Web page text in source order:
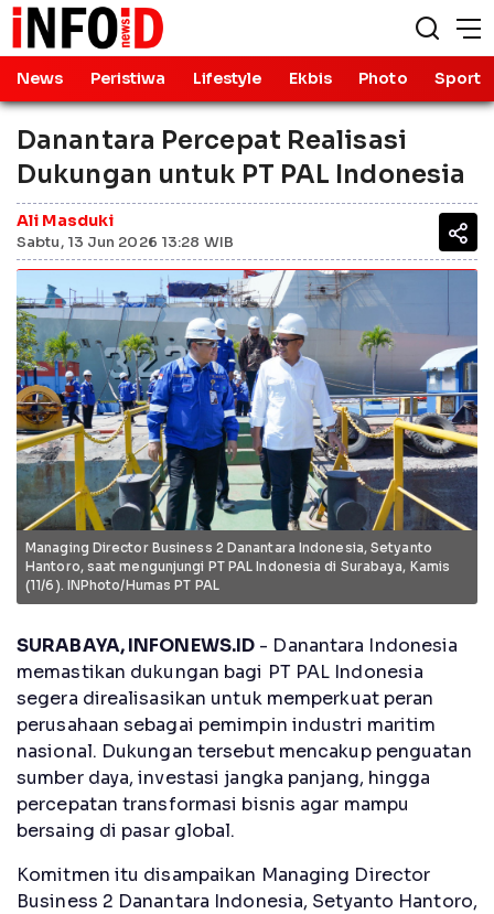
News Peristiwa Lifestyle Ekbis Photo Sport
Danantara Percepat Realisasi
Dukungan untuk PT PAL Indonesia
Ali Masduki
Sabtu, 13 Jun 2026 13:28 WIB
Managing Director Business 2 Danantara Indonesia, Setyanto
Hantoro, saat mengunjungi PT PAL Indonesia di Surabaya, Kamis
(11/6). INPhoto/Humas PT PAL
SURABAYA, INFONEWS.ID - Danantara Indonesia
memastikan dukungan bagi PT PAL Indonesia
segera direalisasikan untuk memperkuat peran
perusahaan sebagai pemimpin industri maritim
nasional. Dukungan tersebut mencakup penguatan
sumber daya, investasi jangka panjang, hingga
percepatan transformasi bisnis agar mampu
bersaing di pasar global.
Komitmen itu disampaikan Managing Director
Business 2 Danantara Indonesia, Setyanto Hantoro,